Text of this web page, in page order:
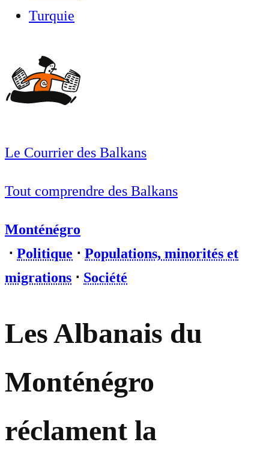
Turquie
Le Courrier des Balkans
Tout comprendre des Balkans
Monténégro
⋅ Politique ⋅ Populations, minorités et
migrations ⋅ Société
Les Albanais du
Monténégro
réclament la